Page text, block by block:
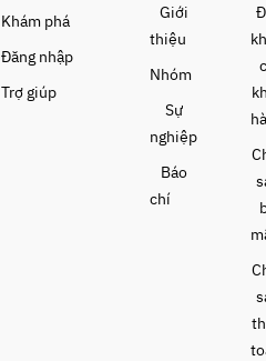
Khám phá
Đăng nhập
Trợ giúp
Giới
thiệu
Nhóm
Sự
nghiệp
Báo
chí